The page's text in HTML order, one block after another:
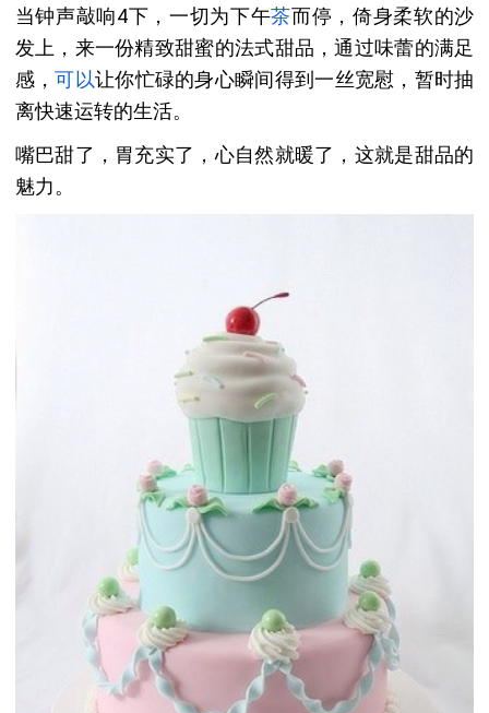
当钟声敲响4下，一切为下午茶而停，倚身柔软的沙
发上，来一份精致甜蜜的法式甜品，通过味蕾的满足
感，可以让你忙碌的身心瞬间得到一丝宽慰，暂时抽
离快速运转的生活。
嘴巴甜了，胃充实了，心自然就暖了，这就是甜品的
魅力。